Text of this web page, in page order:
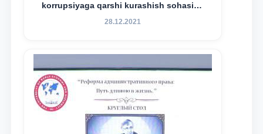
korrupsiyaga qarshi kurashish sohasida
amalga oshirilayotgan islohotlar hamda
maqsadida xorijiy va mahalliy ilmiy
nashrlarda chop etilgan maqolalar
dayjesti
28.12.2021